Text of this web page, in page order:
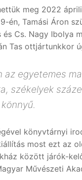
meg 2022
én, Tamási Áron
és Cs. Nagy Ibolya
Tas ottjártunkkor
az egyetemes
székelyek
könyvtárnyi
most ezt az
között járók-
Művészeti